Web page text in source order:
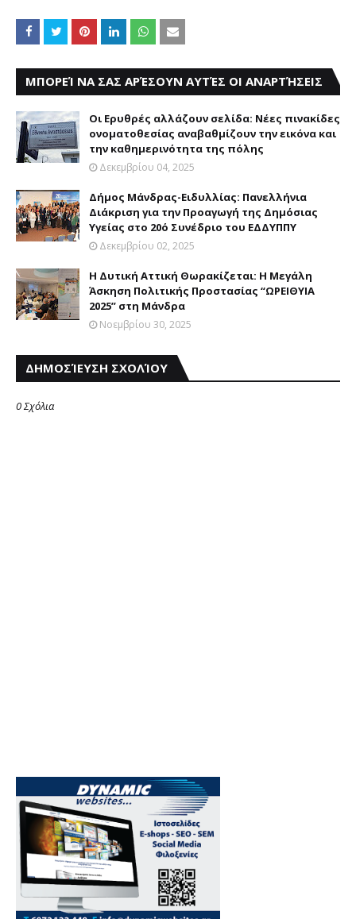
ΜΠΟΡΕΊ ΝΑ ΣΑΣ ΑΡΈΣΟΥΝ ΑΥΤΈΣ ΟΙ ΑΝΑΡΤΉΣΕΙΣ
Οι Ερυθρές αλλάζουν σελίδα: Νέες πινακίδες
ονοματοθεσίας αναβαθμίζουν την εικόνα και
την καθημερινότητα της πόλης
Δεκεμβρίου 04, 2025
Δήμος Μάνδρας-Ειδυλλίας: Πανελλήνια
Διάκριση για την Προαγωγή της Δημόσιας
Υγείας στο 20ό Συνέδριο του ΕΔΔΥΠΠΥ
Δεκεμβρίου 02, 2025
Η Δυτική Αττική Θωρακίζεται: Η Μεγάλη
Άσκηση Πολιτικής Προστασίας “ΩΡΕΙΘΥΙΑ
2025” στη Μάνδρα
Νοεμβρίου 30, 2025
ΔΗΜΟΣΊΕΥΣΗ ΣΧΟΛΊΟΥ
0 Σχόλια